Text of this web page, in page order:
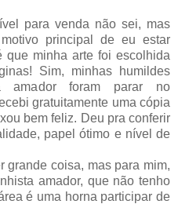
para venda não sei, mas
principal de eu estar
que minha arte foi escolhida
Sim, minhas humildes
amador foram parar no
gratuitamente uma cópia
bem feliz. Deu pra conferir
papel ótimo e nível de
grande coisa, mas para mim,
amador, que não tenho
é uma horna participar de